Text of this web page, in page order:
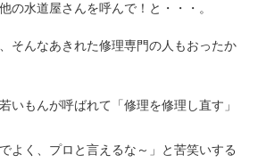
の水道屋さんを呼んで！と・・・。
そんなあきれた修理専門の人もおったか
いもんが呼ばれて「修理を修理し直す」
よく、プロと言えるな～」と苦笑いする